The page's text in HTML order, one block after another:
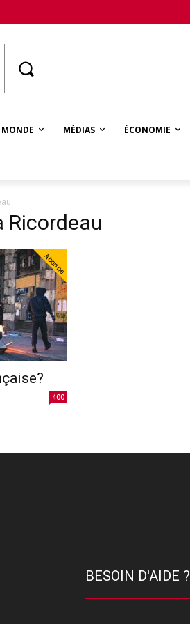
MONDE MÉDIAS ÉCONOMIE
Ricordeau
Abonné
400
BESOIN D'AIDE ?